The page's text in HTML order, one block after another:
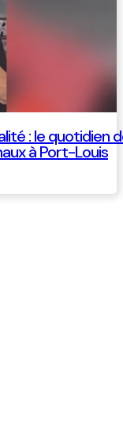
: le quotidien
à Port-Louis